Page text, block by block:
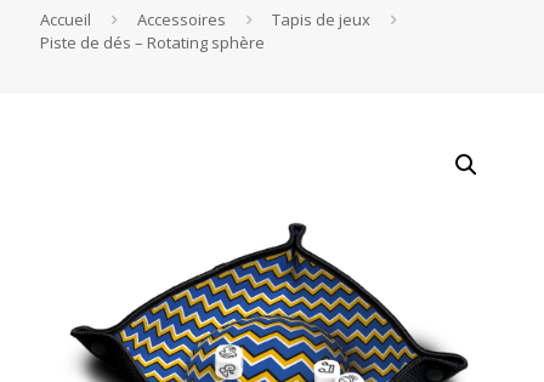
Accueil Accessoires
Tapis de jeux
Piste de dés – Rotating sphère